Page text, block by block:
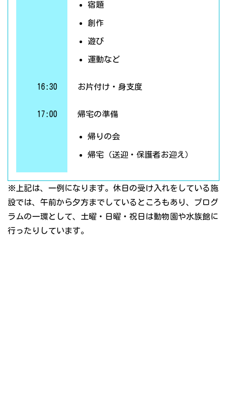
宿題
創作
遊び
運動など
16:30 お片付け・身支度
17:00 帰宅の準備
帰りの会
帰宅（送迎・保護者お迎え）
※上記は、一例になります。休日の受け入れをしている施
設では、午前から夕方までしているところもあり、プログ
ラムの一環として、土曜・日曜・祝日は動物園や水族館に
行ったりしています。